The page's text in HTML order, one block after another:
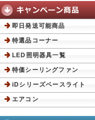
即日発送可能商品
特選品コーナー
LED照明器具一覧
特価シーリングファン
iDシリーズベースライト
エアコン